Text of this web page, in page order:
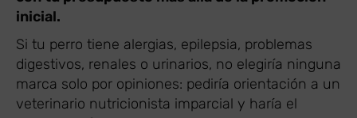
inicial.
Si tu perro tiene alergias, epilepsia, problemas
digestivos, renales o urinarios, no elegiría ninguna
marca solo por opiniones: pediría orientación a un
veterinario nutricionista imparcial y haría el